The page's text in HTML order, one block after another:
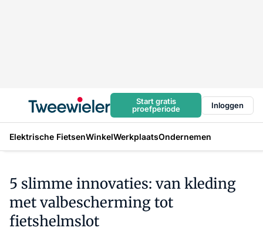
Start gratis
proefperiode
Inloggen
Elektrische FietsenWinkelWerkplaatsOndernemen
5 slimme innovaties: van kleding
met valbescherming tot
fietshelmslot